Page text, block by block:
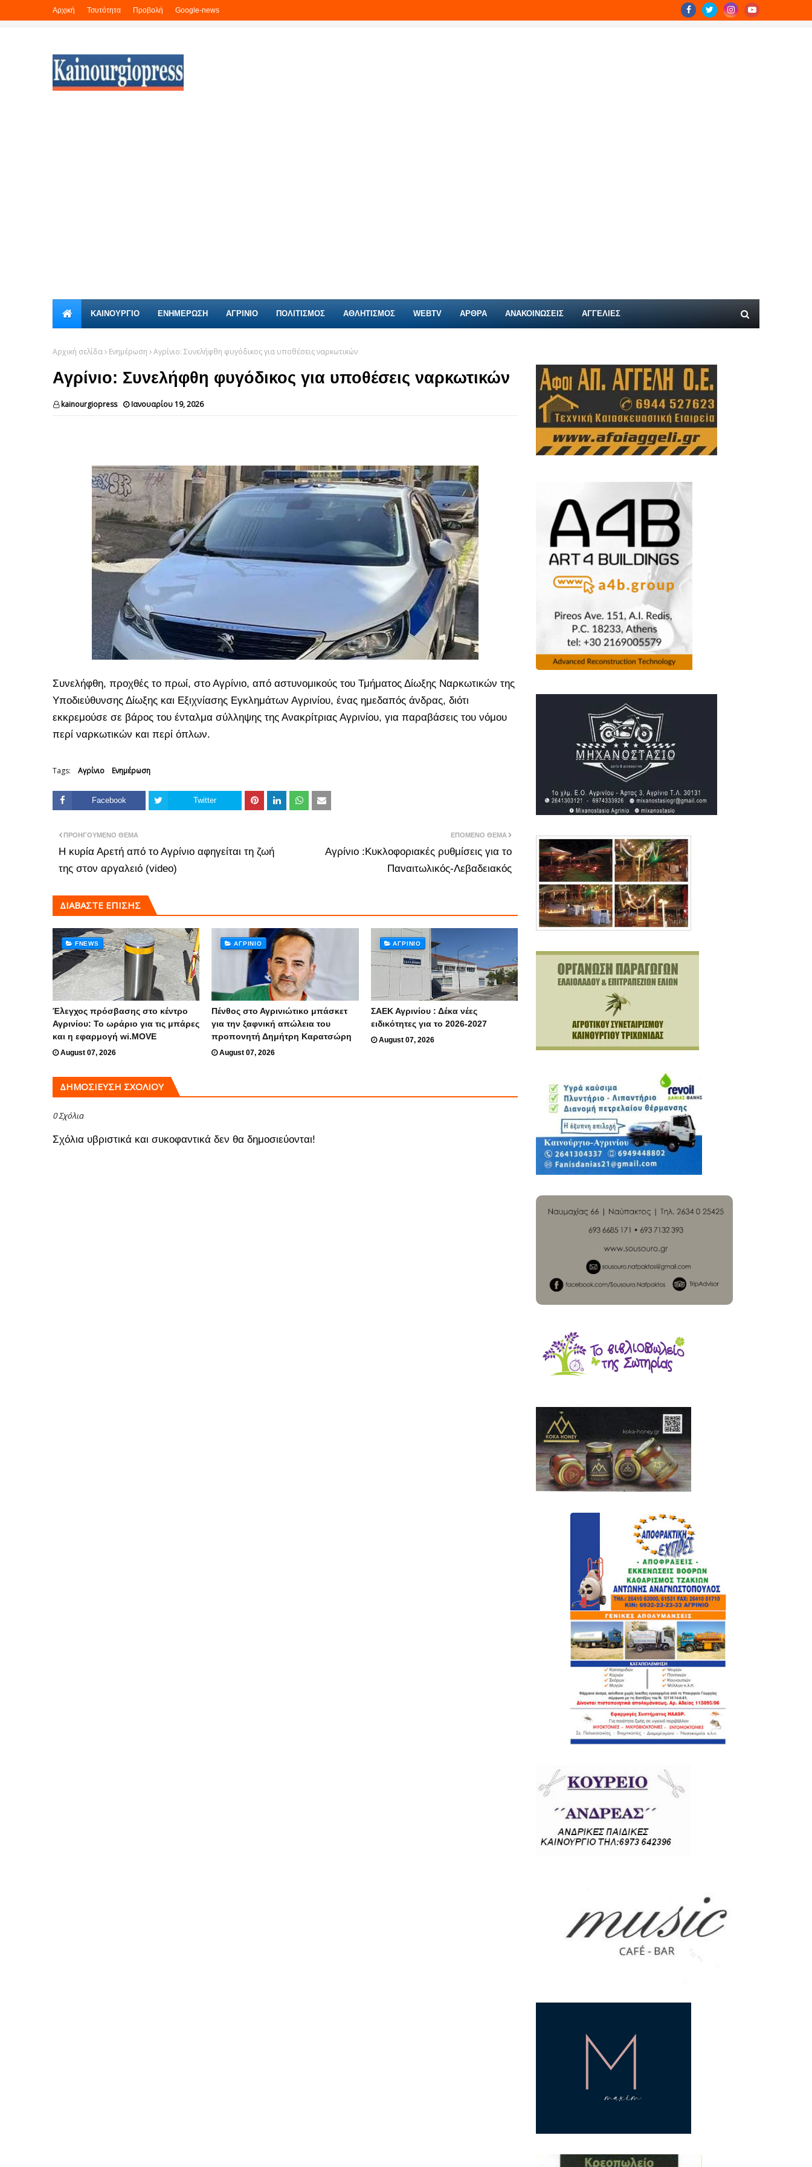
Αρχική Τσυτότητα Προβολή Google-news
ΚΑΙΝΟΎΡΓΙΟ ΕΝΗΜΕΡΩΣΗ ΑΓΡΙΝΙΟ ΠΟΛΙΤΙΣΜΟΣ ΑΘΛΗΤΙΣΜΟΣ WEBTV ΑΡΘΡΑ ΑΝΑΚΟΙΝΩΣΕΙΣ ΑΓΓΕΛΊΕΣ
Αρχική σελίδα Ενημέρωση Αγρίνιο: Συνελήφθη φυγόδικος για υποθέσεις ναρκωτικών
Αγρίνιο: Συνελήφθη φυγόδικος για υποθέσεις ναρκωτικών
kainourgiopress Ιανουαρίου 19, 2026
Συνελήφθη, προχθές το πρωί, στο Αγρίνιο, από αστυνομικούς του Τμήματος Δίωξης Ναρκωτικών της
Υποδιεύθυνσης Δίωξης και Εξιχνίασης Εγκλημάτων Αγρινίου, ένας ημεδαπός άνδρας, διότι
εκκρεμούσε σε βάρος του ένταλμα σύλληψης της Ανακρίτριας Αγρινίου, για παραβάσεις του νόμου
περί ναρκωτικών και περί όπλων.
Tags: Αγρίνιο Ενημέρωση
Facebook Twitter
ΕΠΌΜΕΝΟ ΘΈΜΑ
Αγρίνιο :Κυκλοφοριακές ρυθμίσεις για το
Παναιτωλικός-Λεβαδειακός
ΠΡΟΗΓΟΎΜΕΝΟ ΘΈΜΑ
Η κυρία Αρετή από το Αγρίνιο αφηγείται τη ζωή
της στον αργαλειό (video)
ΔΙΑΒΑΣΤΕ ΕΠΙΣΗΣ
FNEWS
Έλεγχος πρόσβασης στο κέντρο
Αγρινίου: Το ωράριο για τις μπάρες
και η εφαρμογή wi.MOVE
August 07, 2026
ΑΓΡΊΝΙΟ
Πένθος στο Αγρινιώτικο μπάσκετ
για την ξαφνική απώλεια του
προπονητή Δημήτρη Καρατσώρη
August 07, 2026
ΑΓΡΊΝΙΟ
ΣΑΕΚ Αγρινίου : Δέκα νέες
ειδικότητες για το 2026-2027
August 07, 2026
ΔΗΜΟΣΊΕΥΣΗ ΣΧΟΛΊΟΥ
0 Σχόλια
Σχόλια υβριστικά και συκοφαντικά δεν θα δημοσιεύονται!